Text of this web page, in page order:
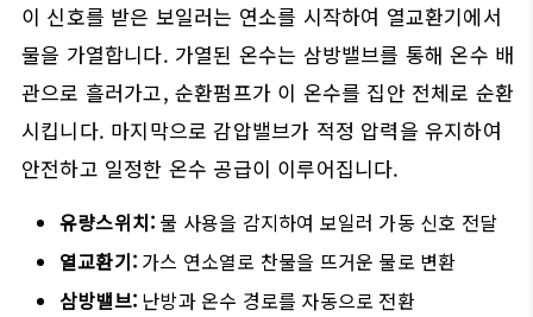
이 신호를 받은 보일러는 연소를 시작하여 열교환기에서
물을 가열합니다. 가열된 온수는 삼방밸브를 통해 온수 배
관으로 흘러가고, 순환펌프가 이 온수를 집안 전체로 순환
시킵니다. 마지막으로 감압밸브가 적정 압력을 유지하여
안전하고 일정한 온수 공급이 이루어집니다.
유량스위치: 물 사용을 감지하여 보일러 가동 신호 전달
열교환기: 가스 연소열로 찬물을 뜨거운 물로 변환
삼방밸브: 난방과 온수 경로를 자동으로 전환